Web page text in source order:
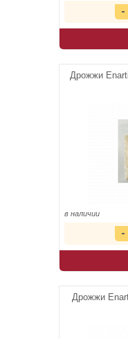
Дрожжи
в наличии
Дрожжи